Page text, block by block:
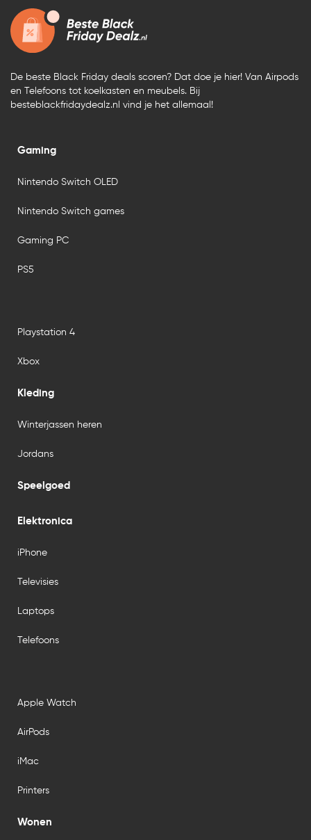
De beste Black Friday deals scoren? Dat doe je hier! Van Airpods
en Telefoons tot koelkasten en meubels. Bij
besteblackfridaydealz.nl vind je het allemaal!
Gaming
Nintendo Switch OLED
Nintendo Switch games
Gaming PC
PS5
Playstation 4
Xbox
Kleding
Winterjassen heren
Jordans
Speelgoed
Elektronica
iPhone
Televisies
Laptops
Telefoons
Apple Watch
AirPods
iMac
Printers
Wonen